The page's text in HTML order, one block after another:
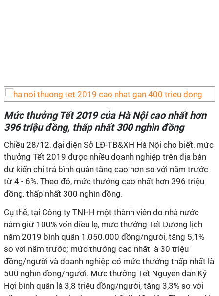
Mức thưởng Tết 2019 của Hà Nội cao nhất hơn
396 triệu đồng, thấp nhất 300 nghìn đồng
Chiều 28/12, đại diện Sở LĐ-TB&XH Hà Nội cho biết, mức
thưởng Tết 2019 được nhiều doanh nghiệp trên địa bàn
dự kiến chi trả bình quân tăng cao hơn so với năm trước
từ 4 - 6%. Theo đó, mức thưởng cao nhất hơn 396 triệu
đồng, thấp nhất 300 nghìn đồng.
Cụ thể, tại Công ty TNHH một thành viên do nhà nước
nắm giữ 100% vốn điều lệ, mức thưởng Tết Dương lịch
năm 2019 bình quân 1.050.000 đồng/người, tăng 5,1%
so với năm trước; mức thưởng cao nhất là 30 triệu
đồng/người và doanh nghiệp có mức thưởng thấp nhất là
500 nghìn đồng/người. Mức thưởng Tết Nguyên đán Kỷ
Hợi bình quân là 3,8 triệu đồng/người, tăng 3,3% so với